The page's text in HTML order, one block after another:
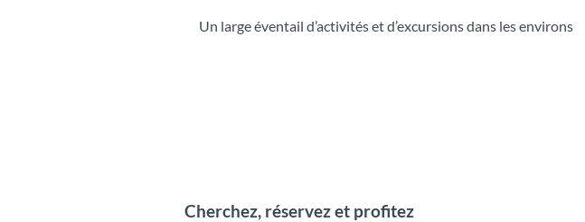
Un large éventail d’activités et d’excursions dans les environs
Cherchez, réservez et profitez